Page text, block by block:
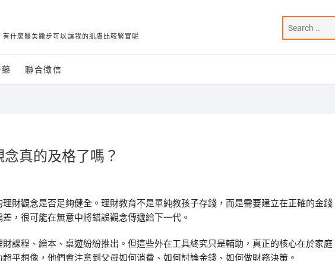
什麼醫美撇步可以讓我的肌膚比較緊實呢
聯合徵信
真的及格了嗎？
財觀念是否足夠健全。理財教育不是單純教孩子存錢，而是需要建立在正確的金錢
，很可能在無意中將錯誤觀念傳遞給下一代。
課程、繪本、桌遊紛紛推出。但這些外在工具終究只是輔助，真正的核心在於家庭
乎想像，他們會注意到父母如何消費、如何討論金錢、如何做財務決策。